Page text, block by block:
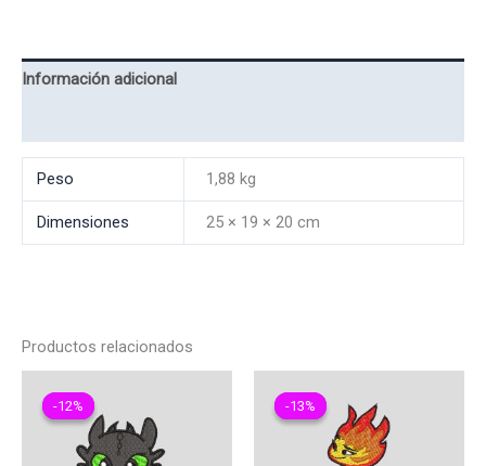
Información adicional
Peso 1,88 kg
Dimensiones 25 × 19 × 20 cm
Productos relacionados
-12%
-12% -13%
-13%